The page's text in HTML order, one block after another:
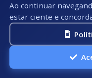
Horário de
Segunda à Sexta:
Ao continuar
estar ciente e